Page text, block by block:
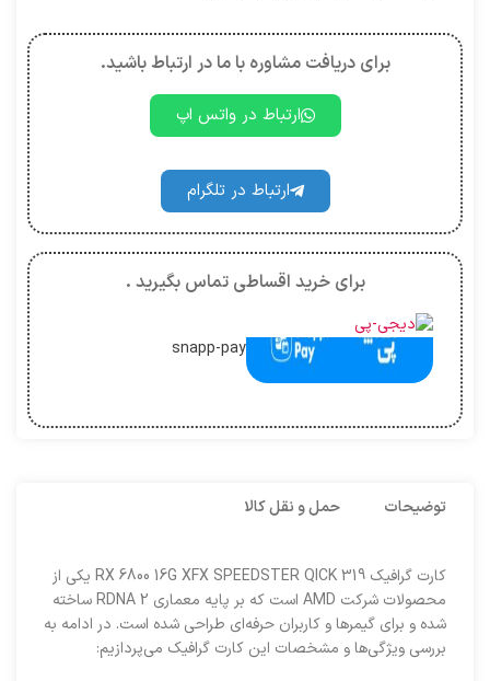
برای دریافت مشاوره با ما در ارتباط باشید.
ارتباط در واتس اپ
ارتباط در تلگرام
برای خرید اقساطی تماس بگیرید .
snapp-pay
توضیحات حمل و نقل کالا
کارت گرافیک RX 6800 16G XFX SPEEDSTER QICK 319 یکی از
محصولات شرکت AMD است که بر پایه معماری RDNA 2 ساخته
شده و برای گیمرها و کاربران حرفه‌ای طراحی شده است. در ادامه به
بررسی ویژگی‌ها و مشخصات این کارت گرافیک می‌پردازیم: